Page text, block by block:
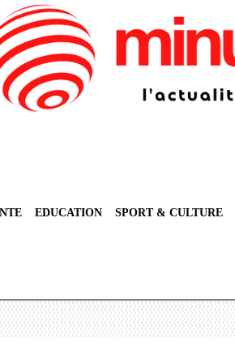
EDUCATION SPORT & CULTURE